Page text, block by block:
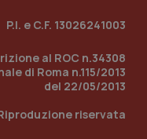
P.I. e C.F. 13026241003
al ROC n.34308
di Roma n.115/2013
del 22/05/2013
riservata